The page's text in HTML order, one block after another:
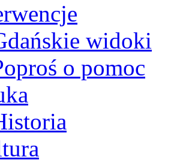
widoki
o pomoc